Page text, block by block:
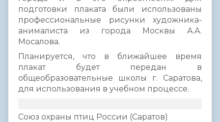
подготовки плаката были использованы
профессиональные рисунки художника-
анималиста из города Москвы А.А.
Мосалова.
Планируется, что в ближайшее время
плакат будет передан в
общеобразовательные школы г. Саратова,
для использования в учебном процессе.
Союз охраны птиц России (Саратов)